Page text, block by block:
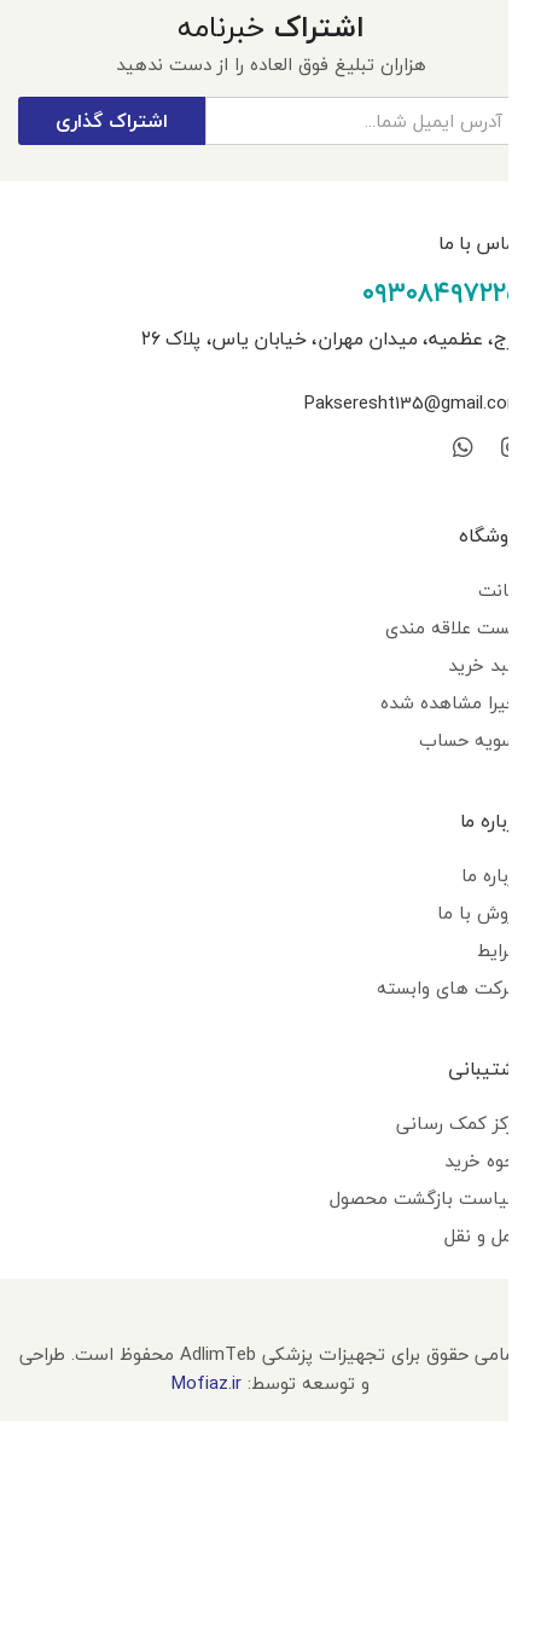
اشتراکخبرنامه
هزاران تبلیغ فوق العاده را از دست ندهید
اشتراک گذاری
تماس با ما
۰۹۳۰۸۴۹۷۲۲۵
کرج، عظمیه، میدان مهران، خیابان یاس، پلاک ۲۶
Pakseresht135@gmail.com
فروشگاه
اکانت
لیست علاقه مندی
سبد خرید
اخیرا مشاهده شده
تسویه حساب
درباره ما
درباره ما
فروش با ما
شرایط
شرکت های وابسته
پشتیبانی
مرکز کمک رسانی
نحوه خرید
سیاست بازگشت محصول
حمل و نقل
تمامی حقوق برای تجهیزات پزشکی AdlimTeb محفوظ است. طراحی
و توسعه توسط:Mofiaz.ir